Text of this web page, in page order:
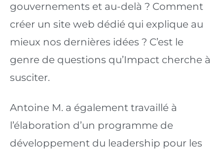
gouvernements et au-delà ? Comment
créer un site web dédié qui explique au
mieux nos dernières idées ? C’est le
genre de questions qu’Impact cherche à
susciter.
Antoine M. a également travaillé à
l’élaboration d’un programme de
développement du leadership pour les